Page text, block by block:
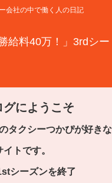
会社の中で働く人の日記
給料40万！」3rdシー
にようこそ
タクシーつかぴが好きな
トです。
シーズンを終了